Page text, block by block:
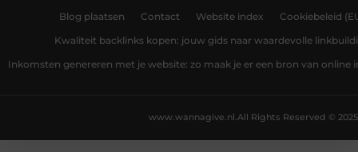
Blog plaatsen Contact Website index Cookiebeleid
Kwaliteit backlinks kopen: jouw gids naar waardevolle
Inkomsten genereren met je website: zo maak je er een bron van online
All Rights Reserved © 2025
www.wannagive.nl.